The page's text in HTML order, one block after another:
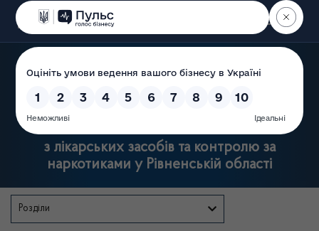
Пошук
з лікарських засобів та контролю за
наркотиками у Рівненській області
Розділи